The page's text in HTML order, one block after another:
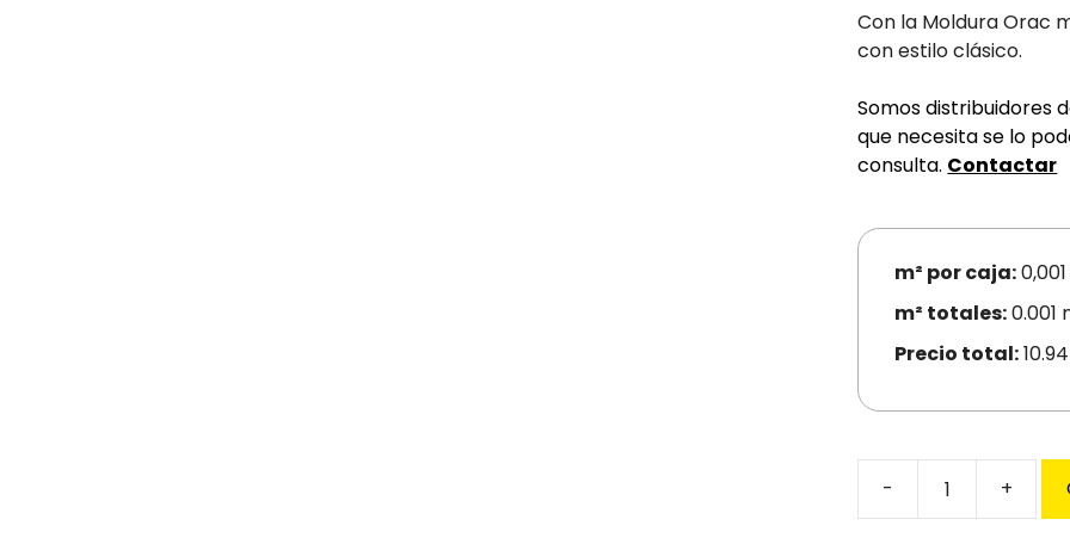
Con la Moldura Orac
con estilo clásico.
Somos distribuidores
que necesita se lo
consulta. Contactar
m² por caja:
m² totales:0.001
Precio total: